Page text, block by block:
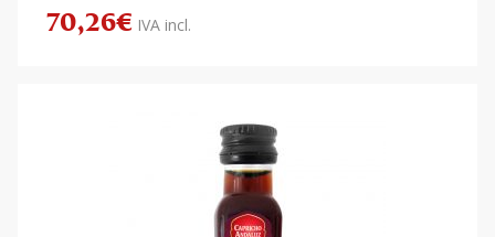
70,26€ IVA incl.